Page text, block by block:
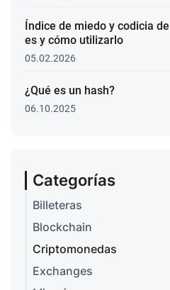
Índice de miedo y codicia
es y cómo utilizarlo
05.02.2026
¿Qué es un hash?
06.10.2025
Categorías
Billeteras
Blockchain
Criptomonedas
Exchanges